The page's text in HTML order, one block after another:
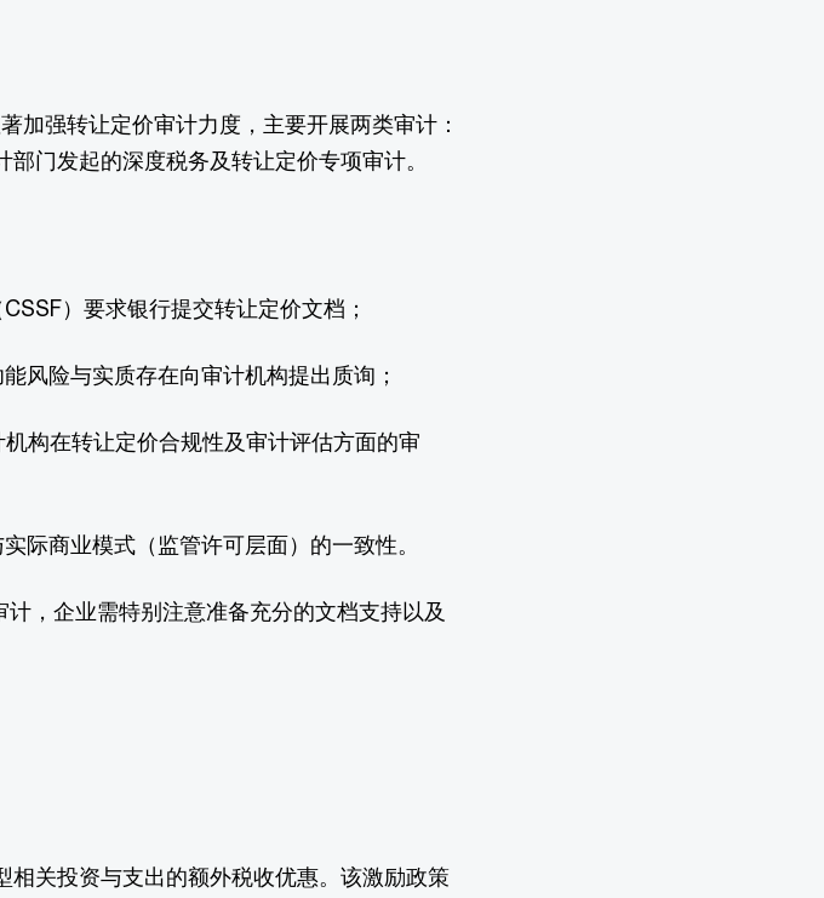
加强转让定价审计力度，主要开展两类审计：
门发起的深度税务及转让定价专项审计。
）要求银行提交转让定价文档；
风险与实质存在向审计机构提出质询；
构在转让定价合规性及审计评估方面的审
际商业模式（监管许可层面）的一致性。
，企业需特别注意准备充分的文档支持以及
相关投资与支出的额外税收优惠。该激励政策